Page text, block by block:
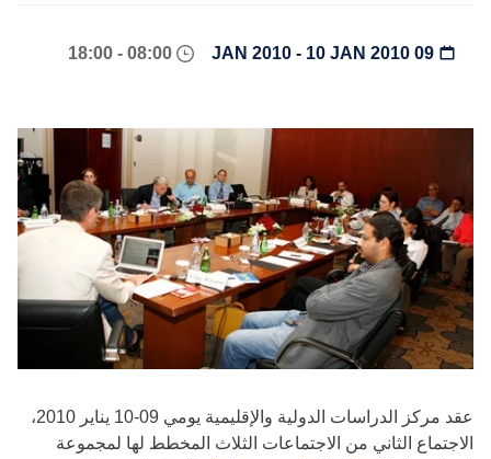
عقد مركز الدراسات الدولية والإقليمية يومي 09-10 يناير 2010،
الاجتماع الثاني من الاجتماعات الثلاث المخطط لها لمجموعة